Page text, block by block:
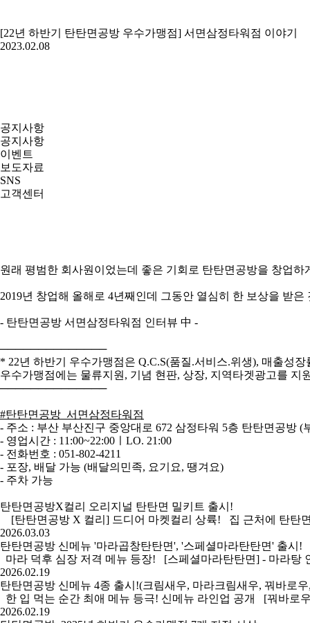
공지사항
공지사항
이벤트
보도자료
SNS
고객센터
[22년 하반기 탄탄면공방 우수가맹점] 서면삼정타워점 이야기
2023.02.08
원래 평범한 회사원이었는데 좋은 기회로 탄탄면공방을 창업
2019년 창업해 올해로 4년째인데 그동안 열심히 한 보상을 받
- 탄탄면공방 서면삼정타워점 인터뷰 中 -
──────────────
* 22년 하반기 우수가맹점은 Q.C.S(품질.서비스.위생), 매출성
우수가맹점에는 물류지원, 기념 현판, 상장, 지역타겟광고를 지
──────────────
#탄탄면공방_서면삼정타워점
- 주소 : 부산 부산진구 중앙대로 672 삼정타워 5층 탄탄면공방 (
- 영업시간 : 11:00~22:00ㅣLO. 21:00
- 전화번호 : 051-802-4211
- 포장, 배달 가능 (배달의민족, 요기요, 땡겨요)
- 주차 가능
탄탄면공방X컬리 오리지널 탄탄면 밀키트 출시!
[탄탄면공방 X 컬리] 드디어 마켓컬리 상륙! 집 근처에 탄탄면
2026.03.03
탄탄면공방 신메뉴 '마라곱창탄탄면', '스페셜마라탄탄면' 출시!
마라 덕후 심장 저격 메뉴 등장! [스페셜마라탄탄면] - 마라탕
2026.02.19
탄탄면공방 신메뉴 4종 출시!(크림새우, 마라크림새우, 꿔바로
한 입 먹는 순간 최애 메뉴 등극! 신메뉴 라인업 공개 [꿔바로
2026.02.19